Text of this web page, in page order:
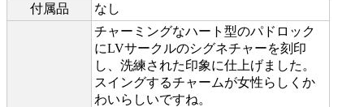
付属品
なし
チャーミングなハート型のパドロック
にLVサークルのシグネチャーを刻印
し、洗練された印象に仕上げました。
スイングするチャームが女性らしくか
わいらしいですね。